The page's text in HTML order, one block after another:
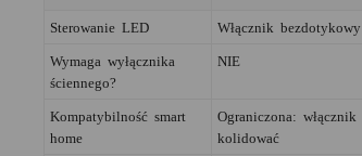
Sterowanie LED Włącznik
Wymaga wyłącznika
ściennego?
NIE
Kompatybilność smart
home
Ograniczona:
kolidować